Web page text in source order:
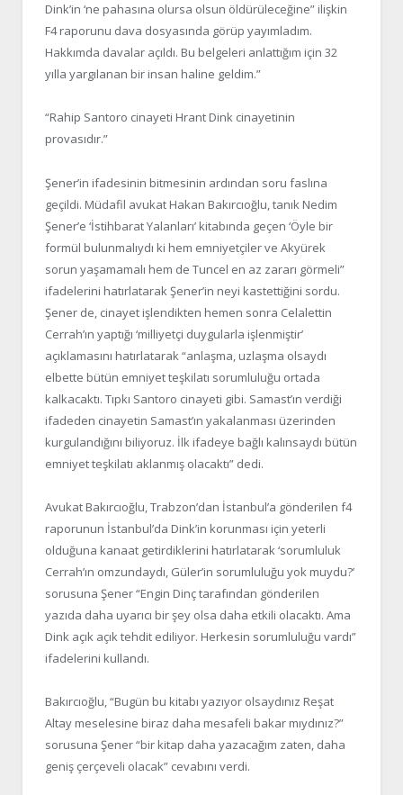
Dink’in ‘ne pahasına olursa olsun öldürüleceğine” ilişkin
F4 raporunu dava dosyasında görüp yayımladım.
Hakkımda davalar açıldı. Bu belgeleri anlattığım için 32
yılla yargılanan bir insan haline geldim.”
“Rahip Santoro cinayeti Hrant Dink cinayetinin
provasıdır.”
Şener’in ifadesinin bitmesinin ardından soru faslına
geçildi. Müdafil avukat Hakan Bakırcıoğlu, tanık Nedim
Şener’e ‘İstihbarat Yalanları’ kitabında geçen ‘Öyle bir
formül bulunmalıydı ki hem emniyetçiler ve Akyürek
sorun yaşamamalı hem de Tuncel en az zararı görmeli”
ifadelerini hatırlatarak Şener’in neyi kastettiğini sordu.
Şener de, cinayet işlendikten hemen sonra Celalettin
Cerrah’ın yaptığı ‘milliyetçi duygularla işlenmiştir’
açıklamasını hatırlatarak “anlaşma, uzlaşma olsaydı
elbette bütün emniyet teşkilatı sorumluluğu ortada
kalkacaktı. Tıpkı Santoro cinayeti gibi. Samast’ın verdiği
ifadeden cinayetin Samast’ın yakalanması üzerinden
kurgulandığını biliyoruz. İlk ifadeye bağlı kalınsaydı bütün
emniyet teşkilatı aklanmış olacaktı” dedi.
Avukat Bakırcıoğlu, Trabzon’dan İstanbul’a gönderilen f4
raporunun İstanbul’da Dink’in korunması için yeterli
olduğuna kanaat getirdiklerini hatırlatarak ‘sorumluluk
Cerrah’ın omzundaydı, Güler’in sorumluluğu yok muydu?’
sorusuna Şener “Engin Dinç tarafından gönderilen
yazıda daha uyarıcı bir şey olsa daha etkili olacaktı. Ama
Dink açık açık tehdit ediliyor. Herkesin sorumluluğu vardı”
ifadelerini kullandı.
Bakırcıoğlu, “Bugün bu kitabı yazıyor olsaydınız Reşat
Altay meselesine biraz daha mesafeli bakar mıydınız?”
sorusuna Şener “bir kitap daha yazacağım zaten, daha
geniş çerçeveli olacak” cevabını verdi.